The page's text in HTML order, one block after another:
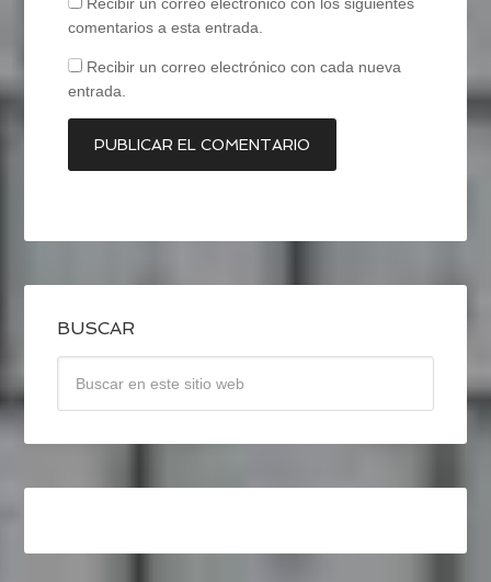
comentarios a esta entrada.
Recibir un correo electrónico con cada nueva
entrada.
BUSCAR